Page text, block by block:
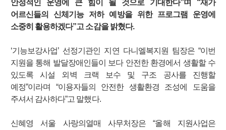
안정적인 운영에 큰 힘이 될 것으로 기대한다”며 “재가
어르신들의 신체기능 저하 예방을 위한 프로그램 운영에
소중히 활용하겠다”고 소감을 밝혔다.
‘기능보강사업’ 선정기관인 지연 다니엘복지원 팀장은 “이번
지원을 통해 발달장애인들이 보다 안전한 환경에서 생활할 수
있도록 시설 외벽 크랙 보수 및 구조 공사를 진행할
예정”이라며 “이용자들의 안전한 생활환경 조성에 도움을
주셔서 감사하다”고 말했다.
신혜영 서울 사랑의열매 사무처장은 “올해 지원사업은